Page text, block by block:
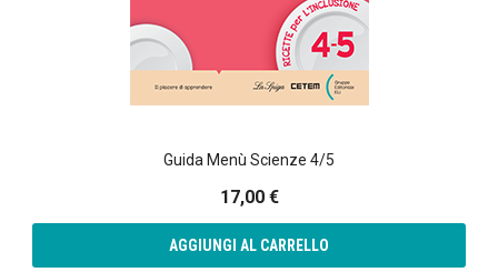
Guida Menù Scienze 4/5
17,00 €
AGGIUNGI AL CARRELLO